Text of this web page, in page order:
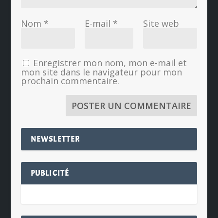
Nom * E-mail * Site web
Enregistrer mon nom, mon e-mail et
mon site dans le navigateur pour mon
prochain commentaire.
NEWSLETTER
PUBLICITÉ